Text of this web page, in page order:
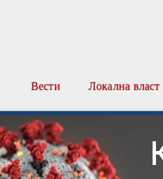
Вести Локална власт